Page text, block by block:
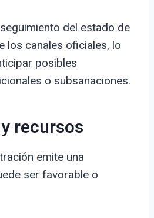
del estado de
los canales oficiales, lo
posibles
o subsanaciones.
recursos
emite una
ser favorable o